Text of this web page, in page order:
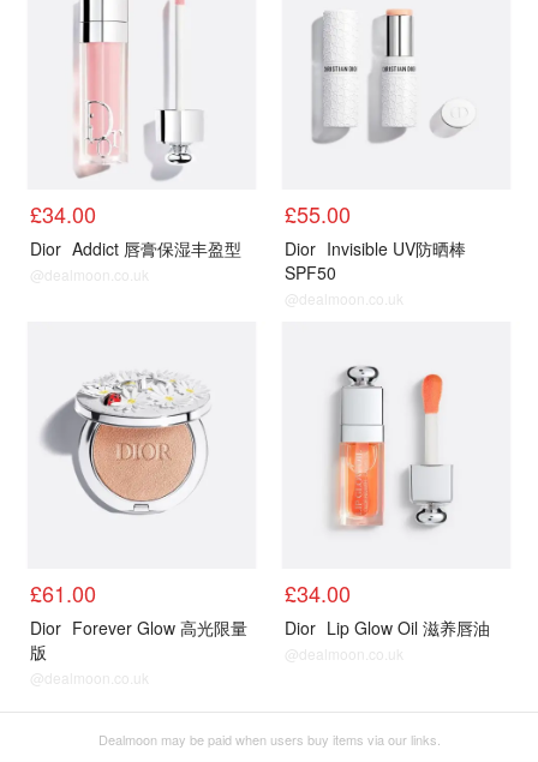
£34.00
Dior Addict 唇膏保湿丰盈型
@dealmoon.co.uk
£55.00
Dior Invisible UV防晒棒
SPF50
@dealmoon.co.uk
£61.00
Dior Forever Glow 高光限量
版
@dealmoon.co.uk
£34.00
Dior Lip Glow Oil 滋养唇油
@dealmoon.co.uk
Dealmoon may be paid when users buy items via our links.